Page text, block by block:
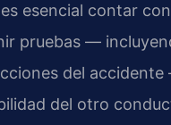
esencial contar
pruebas —
del
del otro